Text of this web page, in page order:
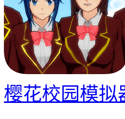
樱花校园模拟